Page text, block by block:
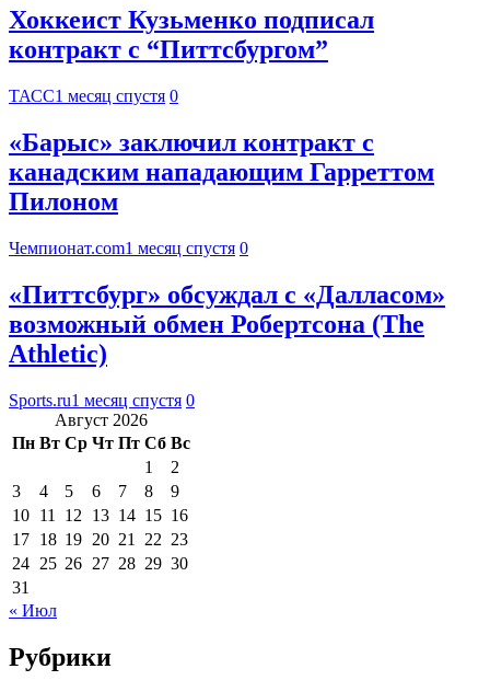
Хоккеист Кузьменко подписал
контракт с “Питтсбургом”
ТАСС1 месяц спустя 0
«Барыс» заключил контракт с
канадским нападающим Гарреттом
Пилоном
Чемпионат.com1 месяц спустя 0
«Питтсбург» обсуждал с «Далласом»
возможный обмен Робертсона (The
Athletic)
Sports.ru1 месяц спустя 0
Август 2026
Пн Вт Ср Чт Пт Сб Вс
1
2
3
4 5 6 7 8
9
10 11 12 13 14 15 16
17 18 19 20 21 22 23
24 25 26 27 28 29 30
31
« Июл
Рубрики